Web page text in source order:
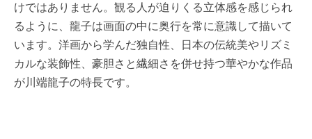
けではありません。観る人が迫りくる立体感を感じられ
るように、龍子は画面の中に奥行を常に意識して描いて
います。洋画から学んだ独自性、日本の伝統美やリズミ
カルな装飾性、豪胆さと繊細さを併せ持つ華やかな作品
が川端龍子の特長です。